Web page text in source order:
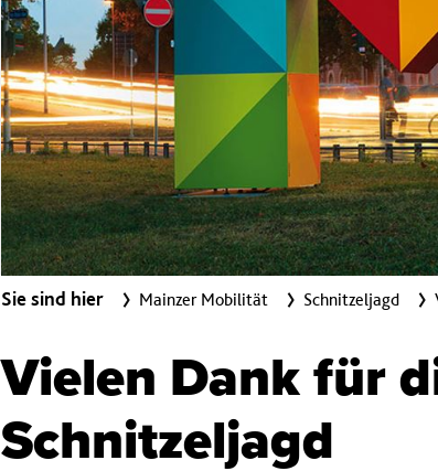
Sie sind hier Mainzer Mobilität Schnitzeljagd
Vielen Dank für
Schnitzeljagd